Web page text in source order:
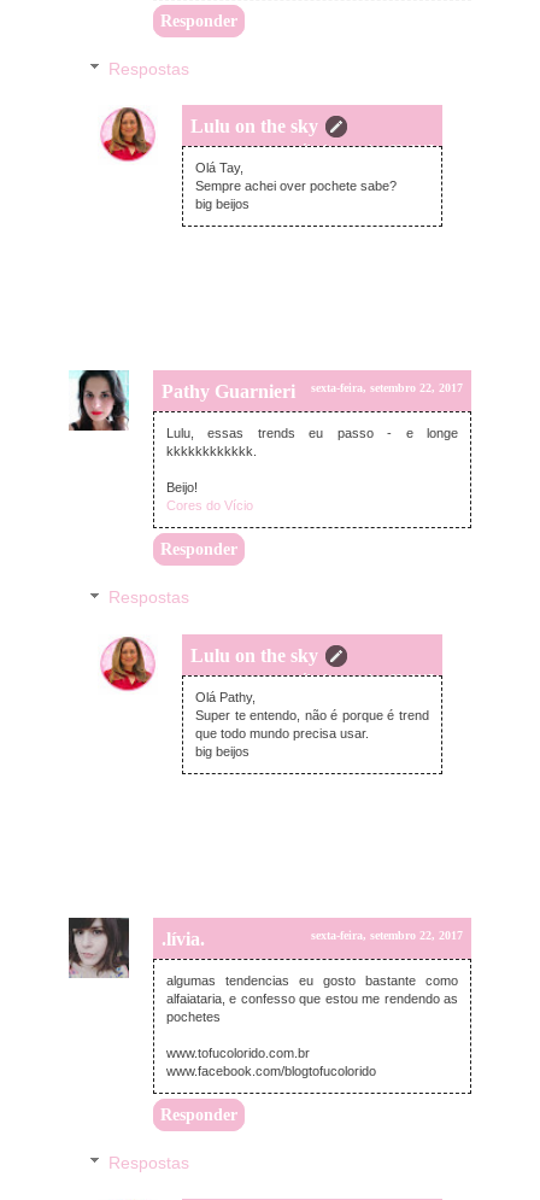
Responder
Respostas
Lulu on the sky
sábado, setembro 23, 2017
Olá Tay,
Sempre achei over pochete sabe?
big beijos
Pathy Guarnieri sexta-feira, setembro 22, 2017
Lulu, essas trends eu passo - e longe
kkkkkkkkkkkk.
Beijo!
Cores do Vício
Responder
Respostas
Lulu on the sky
sábado, setembro 23, 2017
Olá Pathy,
Super te entendo, não é porque é trend
que todo mundo precisa usar.
big beijos
.lívia. sexta-feira, setembro 22, 2017
algumas tendencias eu gosto bastante como
alfaiataria, e confesso que estou me rendendo as
pochetes
www.tofucolorido.com.br
www.facebook.com/blogtofucolorido
Responder
Respostas